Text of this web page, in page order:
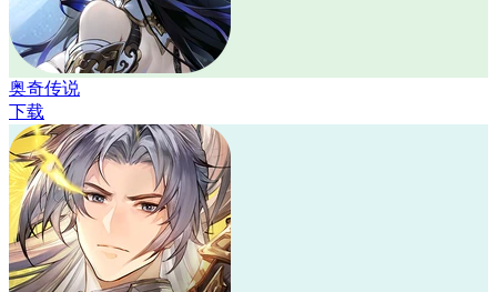
奥奇传说
下载